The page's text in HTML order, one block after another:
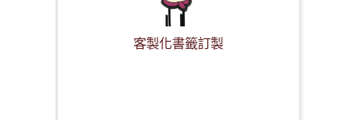
客製化書籤訂製